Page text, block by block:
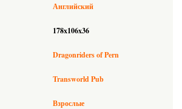
Английский
178x106x36
Dragonriders of Pern
Transworld Pub
Взрослые